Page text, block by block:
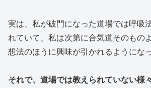
実は、私が破門になった道場では呼吸
れていて、私は次第に合気道そのもの
想法のほうに興味が引かれるようにな
それで、道場では教えられていない様